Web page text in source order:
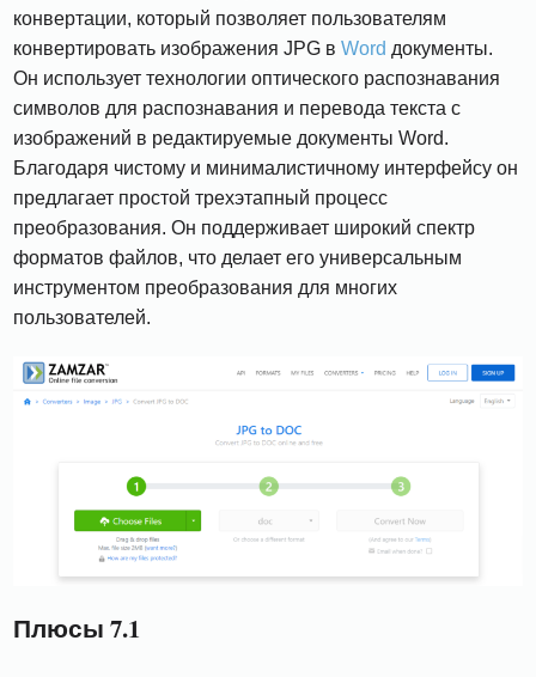
конвертации, который позволяет пользователям
конвертировать изображения JPG вWord документы.
Он использует технологии оптического распознавания
символов для распознавания и перевода текста с
изображений в редактируемые документы Word.
Благодаря чистому и минималистичному интерфейсу он
предлагает простой трехэтапный процесс
преобразования. Он поддерживает широкий спектр
форматов файлов, что делает его универсальным
инструментом преобразования для многих
пользователей.
Плюсы 7.1